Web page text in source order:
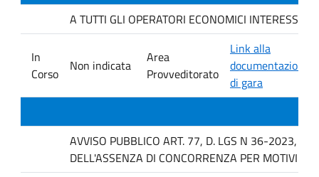
A TUTTI GLI OPERATORI ECONOMICI
In
Corso
Non indicata
Area
Provveditorato
Link alla
documentazione
di gara
AVVISO PUBBLICO ART. 77, D. LGS N 36-2023,
DELL'ASSENZA DI CONCORRENZA PER MOTIVI